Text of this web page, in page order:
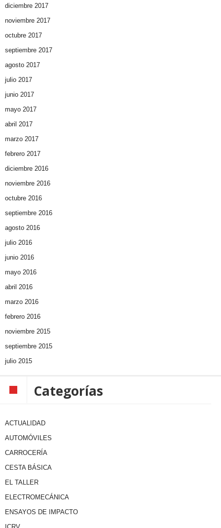
diciembre 2017
noviembre 2017
octubre 2017
septiembre 2017
agosto 2017
julio 2017
junio 2017
mayo 2017
abril 2017
marzo 2017
febrero 2017
diciembre 2016
noviembre 2016
octubre 2016
septiembre 2016
agosto 2016
julio 2016
junio 2016
mayo 2016
abril 2016
marzo 2016
febrero 2016
noviembre 2015
septiembre 2015
julio 2015
Categorías
ACTUALIDAD
AUTOMÓVILES
CARROCERÍA
CESTA BÁSICA
EL TALLER
ELECTROMECÁNICA
ENSAYOS DE IMPACTO